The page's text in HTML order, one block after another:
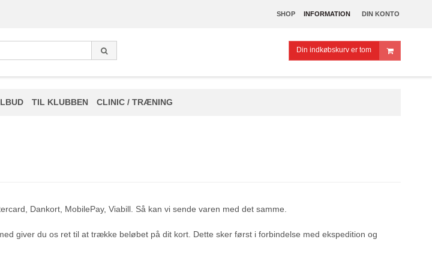
SHOP INFORMATION DIN KONTO
Din indkøbskurv er tom
TIL KLUBBEN CLINIC / TRÆNING
Dankort, MobilePay, Viabill. Så kan vi sende varen med det samme.
giver du os ret til at trække beløbet på dit kort. Dette sker først i forbindelse med ekspedition og